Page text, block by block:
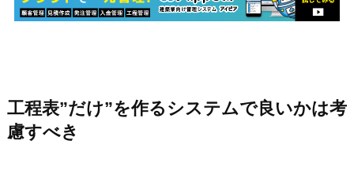
工程表”だけ”を作るシステムで良いかは考
慮すべき